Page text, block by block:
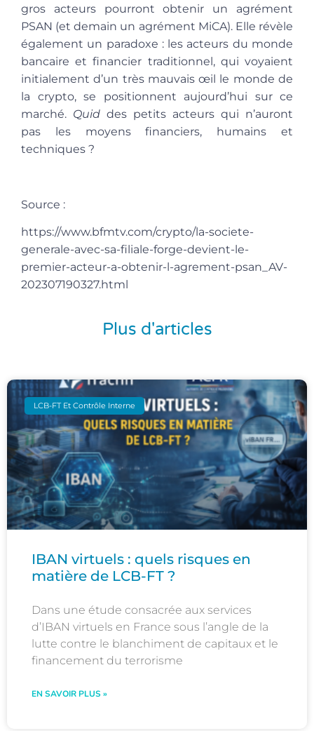
gros acteurs pourront obtenir un agrément
PSAN (et demain un agrément MiCA). Elle révèle
également un paradoxe : les acteurs du monde
bancaire et financier traditionnel, qui voyaient
initialement d’un très mauvais œil le monde de
la crypto, se positionnent aujourd’hui sur ce
marché. Quid des petits acteurs qui n’auront
pas les moyens financiers, humains et
techniques ?
Source :
https://www.bfmtv.com/crypto/la-societe-
generale-avec-sa-filiale-forge-devient-le-
premier-acteur-a-obtenir-l-agrement-psan_AV-
202307190327.html
Plus d'articles
LCB-FT Et Contrôle Interne
IBAN virtuels : quels risques en
matière de LCB-FT ?
Dans une étude consacrée aux services
d’IBAN virtuels en France sous l’angle de la
lutte contre le blanchiment de capitaux et le
financement du terrorisme
EN SAVOIR PLUS »